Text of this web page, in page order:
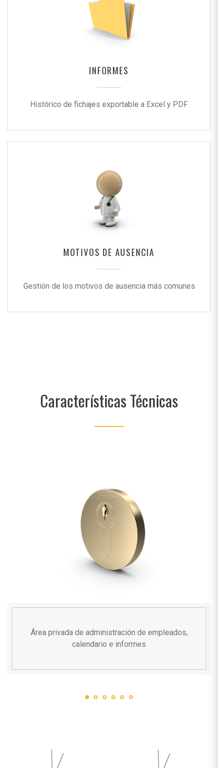
INFORMES
Histórico de fichajes exportable a Excel y PDF
MOTIVOS DE AUSENCIA
Gestión de los motivos de ausencia más comunes
Características Técnicas
Área privada de administración de empleados,
calendario e informes